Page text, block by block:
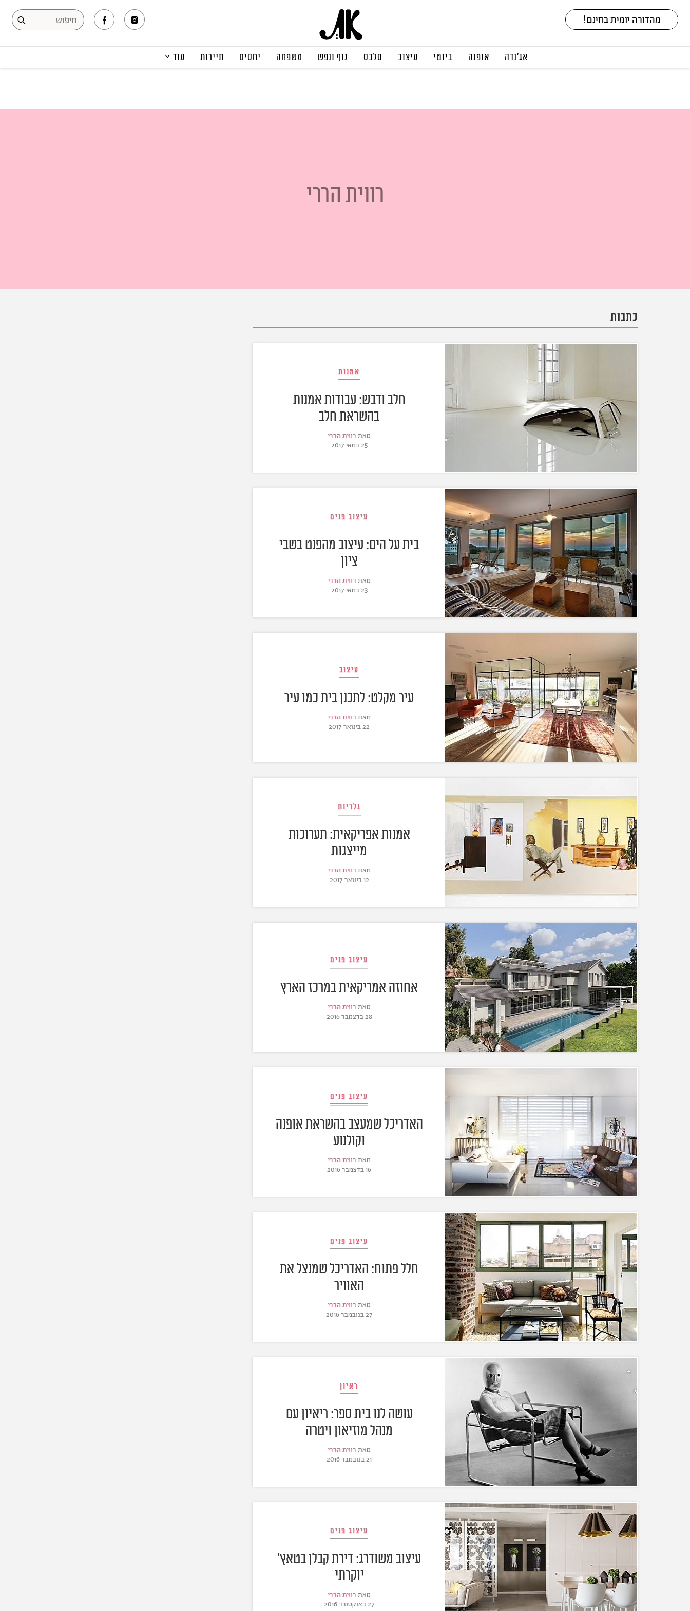
אג׳נדה אופנה ביוטי עיצוב סלבס גוף ונפש משפחה יחסים תיירות עוד
רווית הררי
כתבות
אמנות
חלב ודבש: עבודות אמנות
בהשראת חלב
מאת רווית הררי
25 במאי 2017
עיצוב פנים
בית על הים: עיצוב מהפנט בשבי
ציון
מאת רווית הררי
23 במאי 2017
עיצוב
עיר מקלט: לתכנן בית כמו עיר
מאת רווית הררי
22 בינואר 2017
גלריות
אמנות אפריקאית: תערוכות
מייצגות
מאת רווית הררי
12 בינואר 2017
עיצוב פנים
אחוזה אמריקאית במרכז הארץ
מאת רווית הררי
28 בדצמבר 2016
עיצוב פנים
האדריכל שמעצב בהשראת אופנה
וקולנוע
מאת רווית הררי
16 בדצמבר 2016
עיצוב פנים
חלל פתוח: האדריכל שמנצל את
האוויר
מאת רווית הררי
27 בנובמבר 2016
ראיון
עושה לנו בית ספר: ריאיון עם
מנהל מוזיאון ויטרה
מאת רווית הררי
21 בנובמבר 2016
עיצוב פנים
עיצוב משודרג: דירת קבלן בטאץ'
יוקרתי
מאת רווית הררי
27 באוקטובר 2016